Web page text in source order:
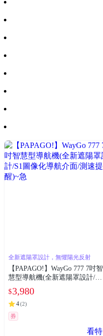
全新遮陽罩設計，無懼陽光反射
【PAPAGO!】WayGo 777 7吋智
慧型導航機(全新遮陽罩設計/S1
$3,980
4(2)
券
看特